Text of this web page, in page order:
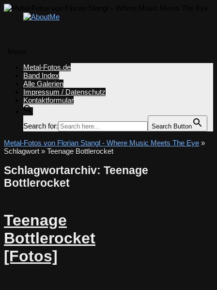
springen
Metal-Fotos.de
Band Index
Alle Galerien
Impressum / Datenschutz
Kontaktformular
Search for: Search Button
Metal-Fotos von Florian Stangl - Where Music Meets The Eye »
Schlagwort » Teenage Bottlerocket
Schlagwortarchiv: Teenage
Bottlerocket
Teenage
Bottlerocket
[Fotos]